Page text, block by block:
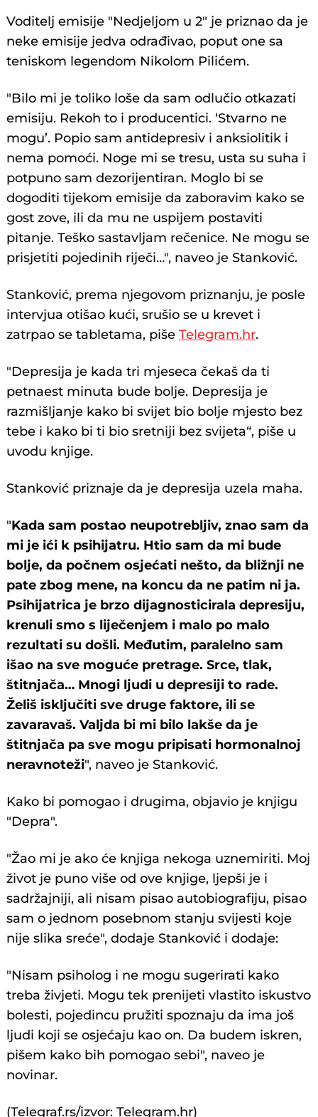
Voditelj emisije "Nedjeljom u 2" je priznao da je
neke emisije jedva odrađivao, poput one sa
teniskom legendom Nikolom Pilićem.
"Bilo mi je toliko loše da sam odlučio otkazati
emisiju. Rekoh to i producentici. ‘Stvarno ne
mogu’. Popio sam antidepresiv i anksiolitik i
nema pomoći. Noge mi se tresu, usta su suha i
potpuno sam dezorijentiran. Moglo bi se
dogoditi tijekom emisije da zaboravim kako se
gost zove, ili da mu ne uspijem postaviti
pitanje. Teško sastavljam rečenice. Ne mogu se
prisjetiti pojedinih riječi…", naveo je Stanković.
Stanković, prema njegovom priznanju, je posle
intervjua otišao kući, srušio se u krevet i
zatrpao se tabletama, pišeTelegram.hr.
"Depresija je kada tri mjeseca čekaš da ti
petnaest minuta bude bolje. Depresija je
razmišljanje kako bi svijet bio bolje mjesto bez
tebe i kako bi ti bio sretniji bez svijeta“, piše u
uvodu knjige.
Stanković priznaje da je depresija uzela maha.
"Kada sam postao neupotrebljiv, znao sam da
mi je ići k psihijatru. Htio sam da mi bude
bolje, da počnem osjećati nešto, da bližnji ne
pate zbog mene, na koncu da ne patim ni ja.
Psihijatrica je brzo dijagnosticirala depresiju,
krenuli smo s liječenjem i malo po malo
rezultati su došli. Međutim, paralelno sam
išao na sve moguće pretrage. Srce, tlak,
štitnjača… Mnogi ljudi u depresiji to rade.
Želiš isključiti sve druge faktore, ili se
zavaravaš. Valjda bi mi bilo lakše da je
štitnjača pa sve mogu pripisati hormonalnoj
neravnoteži", naveo je Stanković.
Kako bi pomogao i drugima, objavio je knjigu
"Depra".
"Žao mi je ako će knjiga nekoga uznemiriti. Moj
život je puno više od ove knjige, ljepši je i
sadržajniji, ali nisam pisao autobiografiju, pisao
sam o jednom posebnom stanju svijesti koje
nije slika sreće", dodaje Stanković i dodaje:
"Nisam psiholog i ne mogu sugerirati kako
treba živjeti. Mogu tek prenijeti vlastito iskustvo
bolesti, pojedincu pružiti spoznaju da ima još
ljudi koji se osjećaju kao on. Da budem iskren,
pišem kako bih pomogao sebi", naveo je
novinar.
(Telegraf.rs/izvor: Telegram.hr)